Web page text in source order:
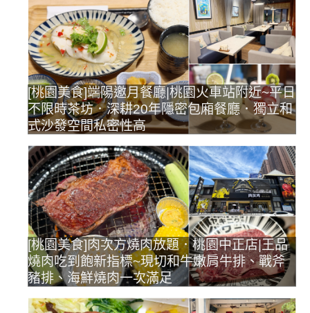
[桃園美食]端陽邀月餐廳|桃園火車站附近~平日
不限時茶坊．深耕20年隱密包廂餐廳．獨立和
式沙發空間私密性高
[桃園美食]肉次方燒肉放題．桃園中正店|王品
燒肉吃到飽新指標~現切和牛嫩肩牛排、戰斧
豬排、海鮮燒肉一次滿足